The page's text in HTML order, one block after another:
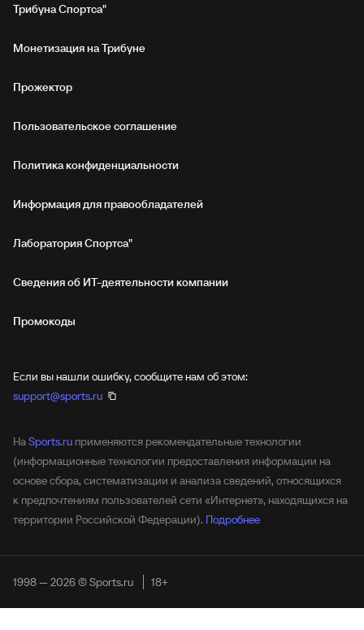
Трибуна Спортса"
Монетизация на Трибуне
Прожектор
Пользовательское соглашение
Политика конфиденциальности
Информация для правообладателей
Лаборатория Спортса"
Сведения об ИТ‑деятельности компании
Промокоды
Если вы нашли ошибку, сообщите нам об этом:
support@sports.ru
НаSports.ru применяются рекомендательные технологии
(информационные технологии предоставления информации на
основе сбора, систематизации и анализа сведений, относящихся
к предпочтениям пользователей сети «Интернет», находящихся на
территории Российской Федерации). Подробнее
1998 — 2026 © Sports.ru 18+